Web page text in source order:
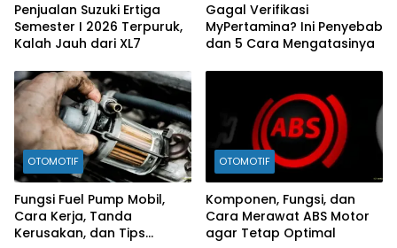
Penjualan Suzuki Ertiga
Semester I 2026 Terpuruk,
Kalah Jauh dari XL7
Gagal Verifikasi
MyPertamina? Ini Penyebab
dan 5 Cara Mengatasinya
OTOMOTIF
Fungsi Fuel Pump Mobil,
Cara Kerja, Tanda
Kerusakan, dan Tips
OTOMOTIF
Komponen, Fungsi, dan
Cara Merawat ABS Motor
agar Tetap Optimal